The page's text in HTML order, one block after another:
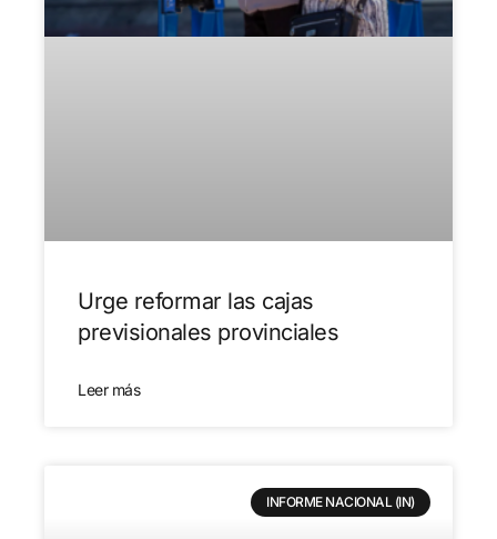
Urge reformar las cajas
previsionales provinciales
Leer más
INFORME NACIONAL (IN)